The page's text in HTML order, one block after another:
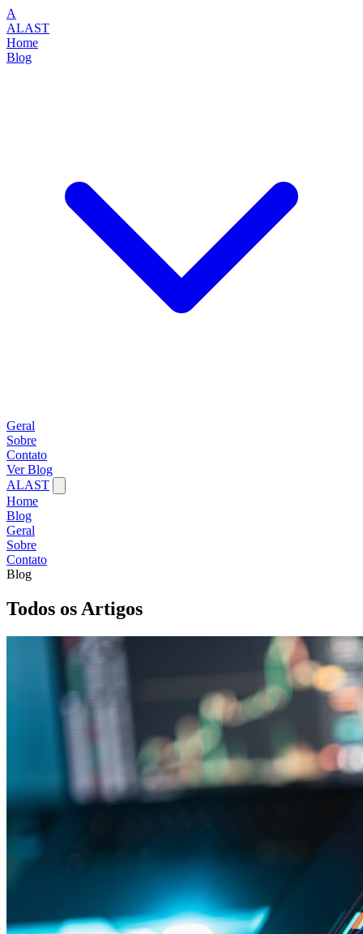
A
ALAST
Home
Blog
Geral
Sobre
Contato
Ver Blog
ALAST
Home
Blog
Geral
Sobre
Contato
Blog
Todos os Artigos